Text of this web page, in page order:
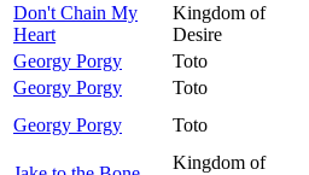
Don't Chain My
Heart
Kingdom of
Desire
Georgy Porgy
Toto
Georgy Porgy
Toto
Georgy Porgy
Toto
Kingdom of